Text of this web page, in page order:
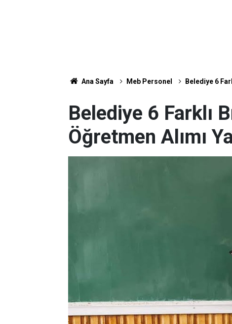
Ana Sayfa Meb Personel Belediye 6
Belediye 6 Farklı
Öğretmen Alımı